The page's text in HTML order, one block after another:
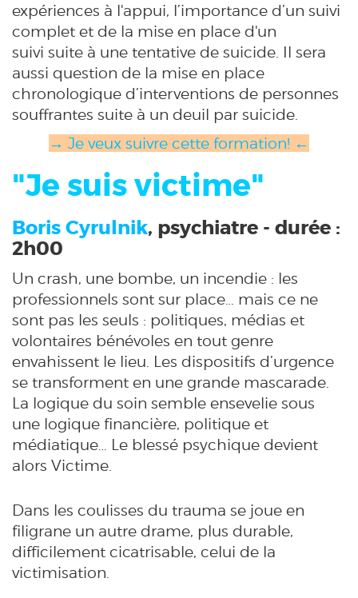
expériences à l'appui, l’importance d’un suivi
complet et de la mise en place d'un
suivi suite à une tentative de suicide. Il sera
aussi question de la mise en place
chronologique d’interventions de personnes
souffrantes suite à un deuil par suicide.
→ Je veux suivre cette formation! ←
"Je suis victime"
Boris Cyrulnik, psychiatre - durée :
2h00
Un crash, une bombe, un incendie : les
professionnels sont sur place… mais ce ne
sont pas les seuls : politiques, médias et
volontaires bénévoles en tout genre
envahissent le lieu. Les dispositifs d’urgence
se transforment en une grande mascarade.
La logique du soin semble ensevelie sous
une logique financière, politique et
médiatique… Le blessé psychique devient
alors Victime.
Dans les coulisses du trauma se joue en
filigrane un autre drame, plus durable,
difficilement cicatrisable, celui de la
victimisation.